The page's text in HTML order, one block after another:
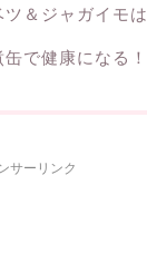
＆ジャガイモ
で健康になる！
サーリンク